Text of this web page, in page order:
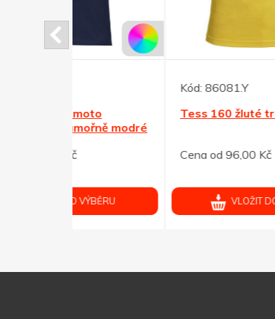
Tess 160 žluté triko S
VLOŽIT DO VÝBĚRU